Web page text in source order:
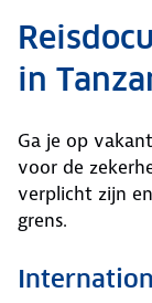
in
Ga je op
voor de
verplicht zijn
grens.